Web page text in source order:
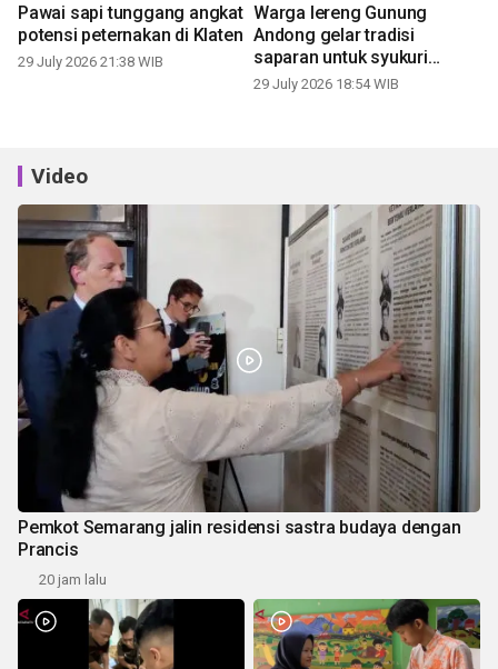
Pawai sapi tunggang angkat
potensi peternakan di Klaten
29 July 2026 21:38 WIB
Warga lereng Gunung
Andong gelar tradisi
saparan untuk syukuri
panen
29 July 2026 18:54 WIB
Video
Pemkot Semarang jalin residensi sastra budaya dengan
Prancis
20 jam lalu